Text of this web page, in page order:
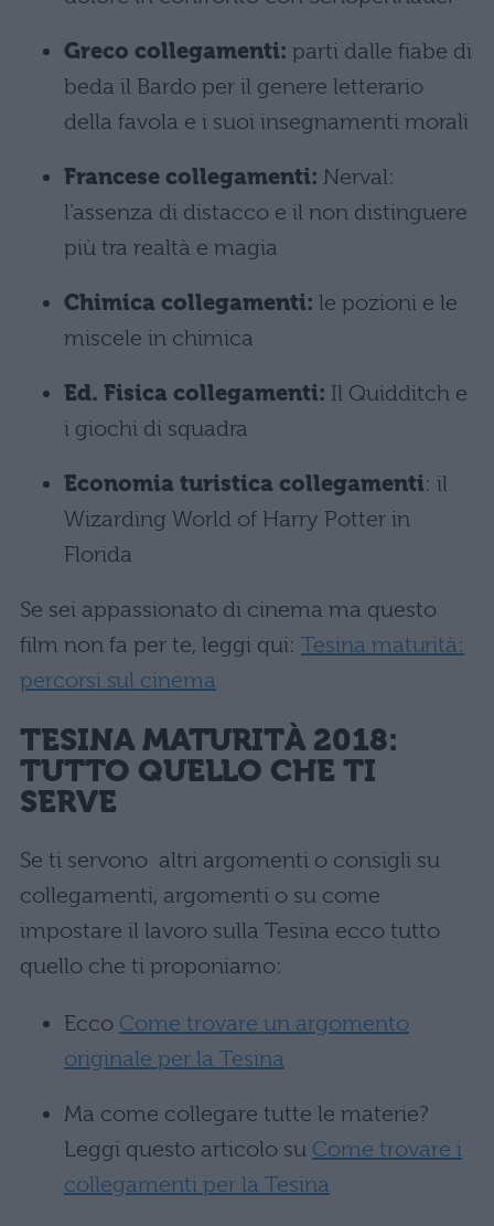
Greco collegamenti: parti dalle fiabe di
beda il Bardo per il genere letterario
della favola e i suoi insegnamenti morali
Francese collegamenti: Nerval:
l’assenza di distacco e il non distinguere
più tra realtà e magia
Chimica collegamenti: le pozioni e le
miscele in chimica
Ed. Fisica collegamenti: Il Quidditch e
i giochi di squadra
Economia turistica collegamenti: il
Wizarding World of Harry Potter in
Florida
Se sei appassionato di cinema ma questo
film non fa per te, leggi qui: Tesina maturità:
percorsi sul cinema
TESINA MATURITÀ 2018:
TUTTO QUELLO CHE TI
SERVE
Se ti servono altri argomenti o consigli su
collegamenti, argomenti o su come
impostare il lavoro sulla Tesina ecco tutto
quello che ti proponiamo:
Ecco Come trovare un argomento
originale per la Tesina
Ma come collegare tutte le materie?
Leggi questo articolo su Come trovare i
collegamenti per la Tesina